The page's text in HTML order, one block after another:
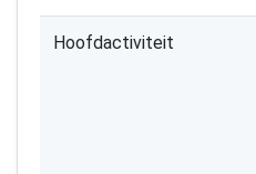
Hoofdactiviteit